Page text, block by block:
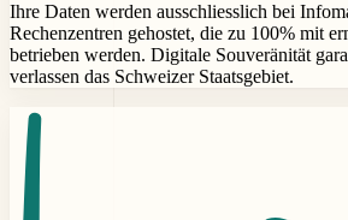
Ihre Daten werden ausschliesslich bei
Rechenzentren gehostet, die zu 100% mit
betrieben werden. Digitale Souveränität
verlassen das Schweizer Staatsgebiet.